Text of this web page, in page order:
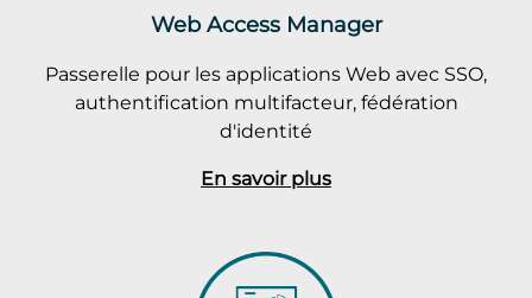
Web Access Manager
Passerelle pour les applications Web avec SSO,
authentification multifacteur, fédération
d'identité
En savoir plus